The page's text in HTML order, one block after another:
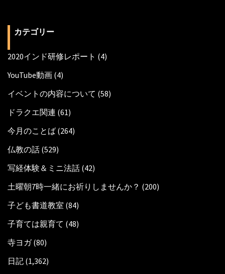
カテゴリー
2020インド研修レポート (4)
YouTube動画 (4)
イベントの内容について (58)
ドラクエ関連 (61)
今月のことば (264)
仏教の話 (529)
写経体験＆ミニ法話 (42)
土曜朝7時一緒にお祈りしませんか？ (200)
子ども書道教室 (84)
子育ては親育て (48)
寺ヨガ(80)
日記 (1,362)